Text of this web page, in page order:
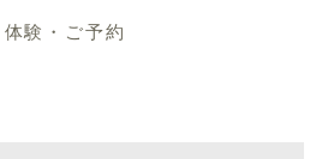
体験・ご予約